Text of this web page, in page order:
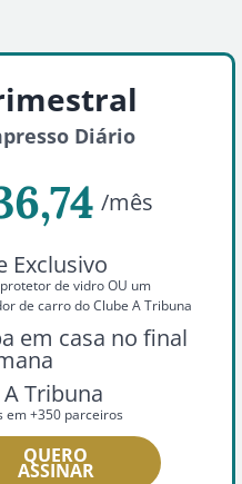
Diário
/mês
Exclusivo
de vidro OU um
de carro do Clube A Tribuna
em casa no final
Tribuna
em +350 parceiros
QUERO
ASSINAR